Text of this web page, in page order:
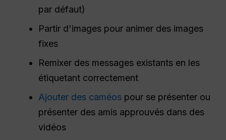
par défaut)
Partir d'images pour animer des images
fixes
Remixer des messages existants en les
étiquetant correctement
Ajouter des caméos pour se présenter ou
présenter des amis approuvés dans des
vidéos